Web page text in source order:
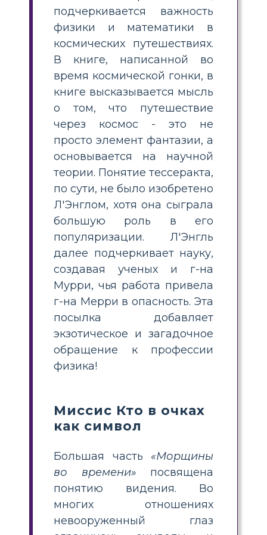
подчеркивается важность
физики и математики в
космических путешествиях.
В книге, написанной во
время космической гонки, в
книге высказывается мысль
о том, что путешествие
через космос - это не
просто элемент фантазии, а
основывается на научной
теории. Понятие тессеракта,
по сути, не было изобретено
Л'Энглом, хотя она сыграла
большую роль в его
популяризации. Л'Энгль
далее подчеркивает науку,
создавая ученых и г-на
Мурри, чья работа привела
г-на Мерри в опасность. Эта
посылка добавляет
экзотическое и загадочное
обращение к профессии
физика!
Миссис Кто в очках
как символ
Большая часть «Морщины
во времени» посвящена
понятию видения. Во
многих отношениях
невооруженный глаз